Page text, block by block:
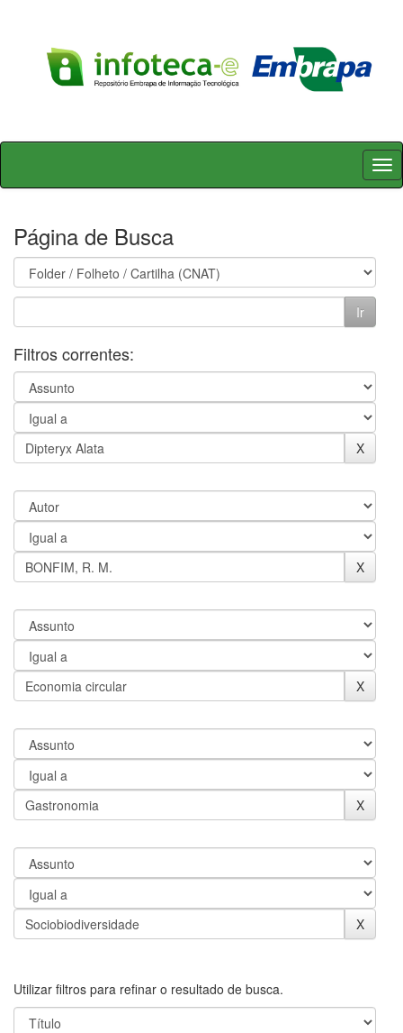
Skip
Página de Busca
Filtros correntes:
Utilizar filtros para refinar o resultado de busca.